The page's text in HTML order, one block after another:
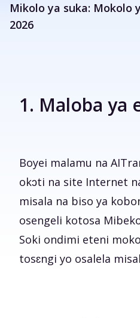
Mikolo ya suka: Mokolo
2026
1. Maloba ya
Boyei malamu na
okɔti na site Internet
misala na biso ya
osengeli kotosa
Soki ondimi eteni
tosɛngi yo osalela